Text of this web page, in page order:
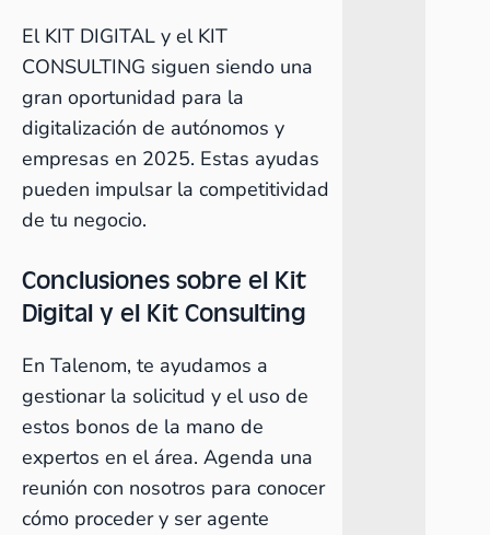
El KIT DIGITAL y el KIT
CONSULTING siguen siendo una
gran oportunidad para la
digitalización de autónomos y
empresas en 2025. Estas ayudas
pueden impulsar la competitividad
de tu negocio.
Conclusiones sobre el Kit
Digital y el Kit Consulting
En Talenom, te ayudamos a
gestionar la solicitud y el uso de
estos bonos de la mano de
expertos en el área. Agenda una
reunión con nosotros para conocer
cómo proceder y ser agente